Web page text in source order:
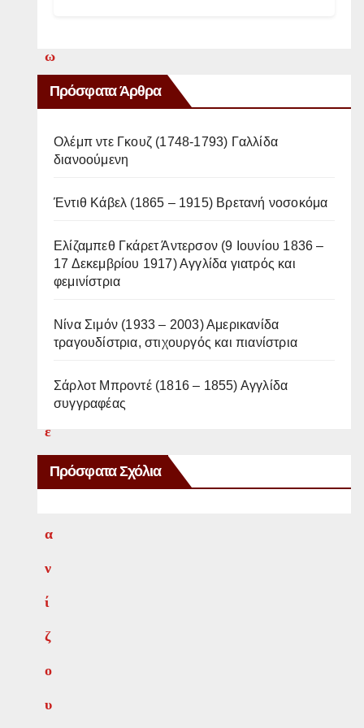
ω
ε
μ
α
ν
ί
ζ
ο
υ
Πρόσφατα Άρθρα
Ολέμπ ντε Γκουζ (1748-1793) Γαλλίδα
διανοούμενη
Έντιθ Κάβελ (1865 – 1915) Βρετανή νοσοκόμα
Ελίζαμπεθ Γκάρετ Άντερσον (9 Ιουνίου 1836 –
17 Δεκεμβρίου 1917) Αγγλίδα γιατρός και
φεμινίστρια
Νίνα Σιμόν (1933 – 2003) Αμερικανίδα
τραγουδίστρια, στιχουργός και πιανίστρια
Σάρλοτ Μπροντέ (1816 – 1855) Αγγλίδα
συγγραφέας
Πρόσφατα Σχόλια